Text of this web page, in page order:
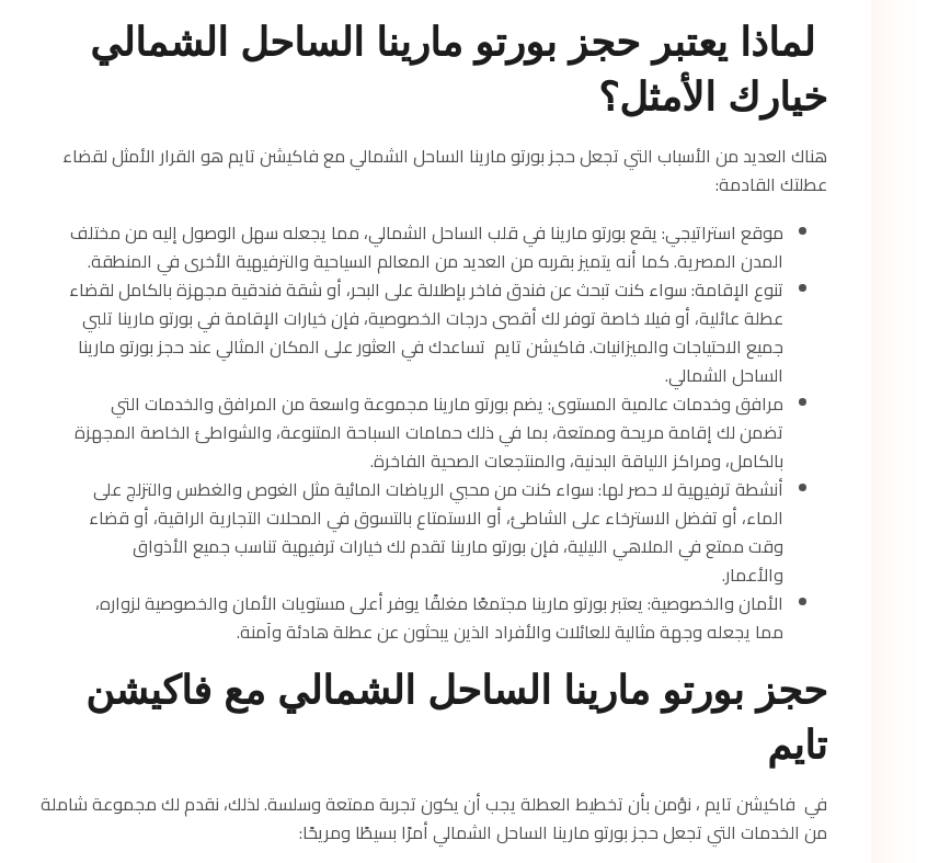
لماذا يعتبر حجز بورتو مارينا الساحل الشمالي
خيارك الأمثل؟
هناك العديد من الأسباب التي تجعل حجز بورتو مارينا الساحل الشمالي مع فاكيشن تايم هو القرار الأمثل لقضاء
عطلتك القادمة:
موقع استراتيجي: يقع بورتو مارينا في قلب الساحل الشمالي، مما يجعله سهل الوصول إليه من مختلف
المدن المصرية. كما أنه يتميز بقربه من العديد من المعالم السياحية والترفيهية الأخرى في المنطقة.
تنوع الإقامة: سواء كنت تبحث عن فندق فاخر بإطلالة على البحر، أو شقة فندقية مجهزة بالكامل لقضاء
عطلة عائلية، أو فيلا خاصة توفر لك أقصى درجات الخصوصية، فإن خيارات الإقامة في بورتو مارينا تلبي
جميع الاحتياجات والميزانيات. فاكيشن تايم تساعدك في العثور على المكان المثالي عند حجز بورتو مارينا
الساحل الشمالي.
مرافق وخدمات عالمية المستوى: يضم بورتو مارينا مجموعة واسعة من المرافق والخدمات التي
تضمن لك إقامة مريحة وممتعة، بما في ذلك حمامات السباحة المتنوعة، والشواطئ الخاصة المجهزة
بالكامل، ومراكز اللياقة البدنية، والمنتجعات الصحية الفاخرة.
أنشطة ترفيهية لا حصر لها: سواء كنت من محبي الرياضات المائية مثل الغوص والغطس والتزلج على
الماء، أو تفضل الاسترخاء على الشاطئ، أو الاستمتاع بالتسوق في المحلات التجارية الراقية، أو قضاء
وقت ممتع في الملاهي الليلية، فإن بورتو مارينا تقدم لك خيارات ترفيهية تناسب جميع الأذواق
والأعمار.
الأمان والخصوصية: يعتبر بورتو مارينا مجتمعًا مغلقًا يوفر أعلى مستويات الأمان والخصوصية لزواره،
مما يجعله وجهة مثالية للعائلات والأفراد الذين يبحثون عن عطلة هادئة وآمنة.
حجز بورتو مارينا الساحل الشمالي مع فاكيشن
تايم
في فاكيشن تايم ، نؤمن بأن تخطيط العطلة يجب أن يكون تجربة ممتعة وسلسة. لذلك، نقدم لك مجموعة شاملة
من الخدمات التي تجعل حجز بورتو مارينا الساحل الشمالي أمرًا بسيطًا ومريحًا: